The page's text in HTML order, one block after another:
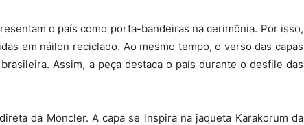
o país como porta-bandeiras na cerimônia. Por isso,
em náilon reciclado. Ao mesmo tempo, o verso das capas
Assim, a peça destaca o país durante o desfile das
da Moncler. A capa se inspira na jaqueta Karakorum da